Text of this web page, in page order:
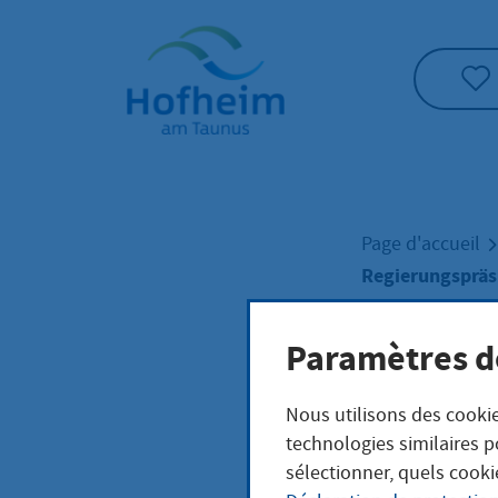
Accueil"
Page d'accueil
Paramètres
Nous utilisons des
technologies similaires
sélectionner, quels